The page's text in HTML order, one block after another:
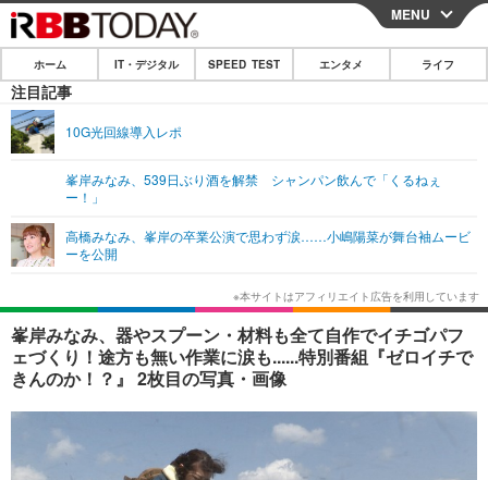
CLOSE
ホーム
IT・デジタル
ショッピング その他
エンタメTOP
韓国・芸能
音楽 スポーツ
グラビア
ライフ
ライフTOP グルメ
ペット ショッピング
その他
リリース一覧
プッシュ通知の停止方法
MENU
ホーム IT・デジタル SPEED TEST エンタメ ライフ
注目記事
10G光回線導入レポ
峯岸みなみ、539日ぶり酒を解禁 シャンパン飲んで「くるねぇ
ー！」
高橋みなみ、峯岸の卒業公演で思わず涙……小嶋陽菜が舞台袖ムービ
ーを公開
峯岸みなみ、器やスプーン・材料も全て自作でイチゴパフ
ェづくり！途方も無い作業に涙も......特別番組『ゼロイチで
きんのか！？』 2枚目の写真・画像